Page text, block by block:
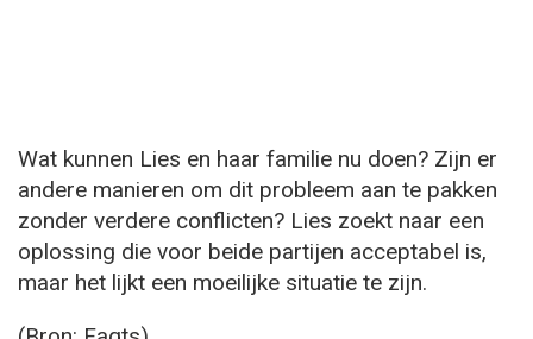
Wat kunnen Lies en haar familie nu doen? Zijn er
andere manieren om dit probleem aan te pakken
zonder verdere conflicten? Lies zoekt naar een
oplossing die voor beide partijen acceptabel is,
maar het lijkt een moeilijke situatie te zijn.